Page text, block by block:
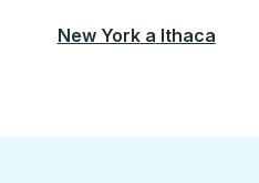
New York a Ithaca